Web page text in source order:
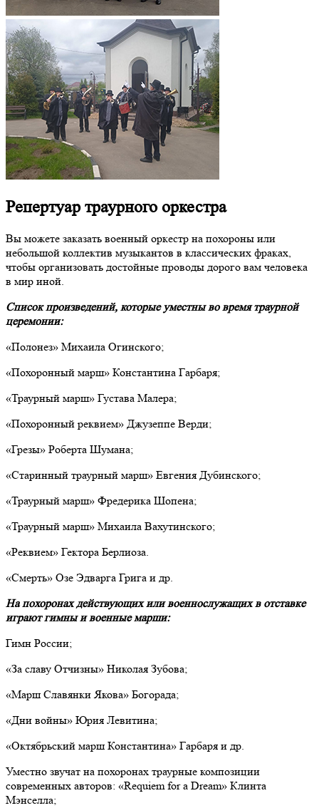
Репертуар траурного оркестра
Вы можете заказать военный оркестр на похороны или
небольшой коллектив музыкантов в классических фраках,
чтобы организовать достойные проводы дорого вам человека
в мир иной.
Список произведений, которые уместны во время траурной
церемонии:
«Полонез» Михаила Огинского;
«Похоронный марш» Константина Гарбаря;
«Траурный марш» Густава Малера;
«Похоронный реквием» Джузеппе Верди;
«Грезы» Роберта Шумана;
«Старинный траурный марш» Евгения Дубинского;
«Траурный марш» Фредерика Шопена;
«Траурный марш» Михаила Вахутинского;
«Реквием» Гектора Берлиоза.
«Смерть» Озе Эдварга Грига и др.
На похоронах действующих или военнослужащих в отставке
играют гимны и военные марши:
Гимн России;
«За славу Отчизны» Николая Зубова;
«Марш Славянки Якова» Богорада;
«Дни войны» Юрия Левитина;
«Октябрьский марш Константина» Гарбаря и др.
Уместно звучат на похоронах траурные композиции
современных авторов: «Requiem for a Dream» Клинта
Мэнселла;